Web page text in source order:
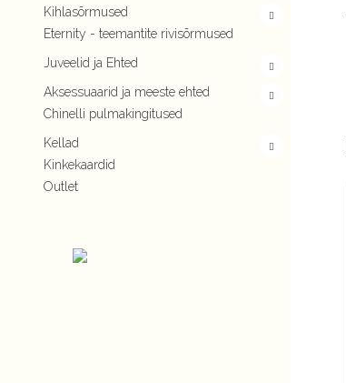
Kihlasõrmused
Eternity - teemantite rivisõrmused
Juveelid ja Ehted
Aksessuaarid ja meeste ehted
Chinelli pulmakingitused
Kellad
Kinkekaardid
Outlet